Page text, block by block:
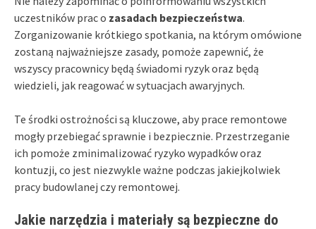
uczestników prac o zasadach bezpieczeństwa.
Zorganizowanie krótkiego spotkania, na którym omówione
zostaną najważniejsze zasady, pomoże zapewnić, że
wszyscy pracownicy będą świadomi ryzyk oraz będą
wiedzieli, jak reagować w sytuacjach awaryjnych.
Te środki ostrożności są kluczowe, aby prace remontowe
mogły przebiegać sprawnie i bezpiecznie. Przestrzeganie
ich pomoże zminimalizować ryzyko wypadków oraz
kontuzji, co jest niezwykle ważne podczas jakiejkolwiek
pracy budowlanej czy remontowej.
Jakie narzędzia i materiały są bezpieczne do